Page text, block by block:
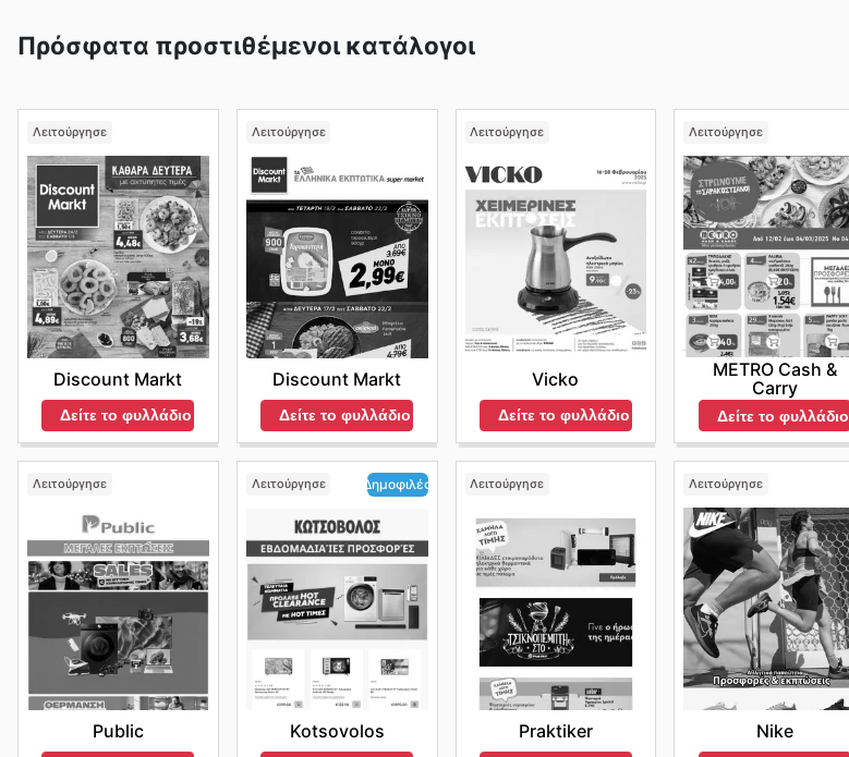
Πρόσφατα προστιθέμενοι κατάλογοι
Λειτούργησε
Discount Markt
Δείτε το φυλλάδιο
Λειτούργησε
Discount Markt
Δείτε το φυλλάδιο
Λειτούργησε
Vicko
Δείτε το φυλλάδιο
Λειτούργησε
METRO Cash &
Carry
Δείτε το φυλλάδιο
Λειτούργησε
Public
Λειτούργησε Δημοφιλές
Kotsovolos
Λειτούργησε
Praktiker
Λειτούργησε
Nike